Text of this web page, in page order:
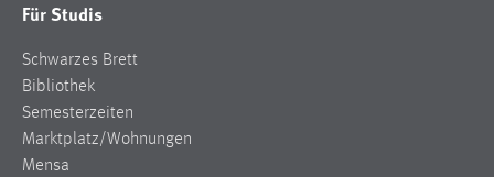
Für Studis
Schwarzes Brett
Bibliothek
Semesterzeiten
Marktplatz/Wohnungen
Mensa